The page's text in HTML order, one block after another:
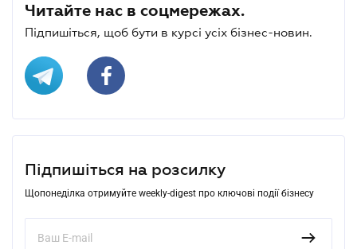
Читайте нас в соцмережах.
Підпишіться, щоб бути в курсі усіх бізнес-новин.
Підпишіться на розсилку
Щопонеділка отримуйте weekly-digest про ключові події бізнесу